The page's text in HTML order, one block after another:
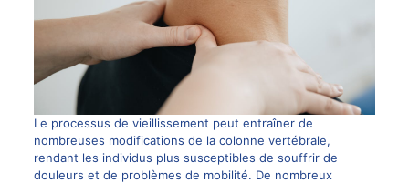
Le processus de vieillissement peut entraîner de
nombreuses modifications de la colonne vertébrale,
rendant les individus plus susceptibles de souffrir de
douleurs et de problèmes de mobilité. De nombreux